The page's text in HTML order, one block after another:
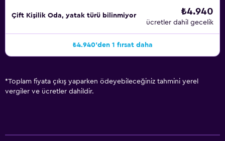
Çift ​Kişilik Oda, yatak türü bilinmiyor ₺4.940
ücretler dahil gecelik
₺4.940'den 1 fırsat daha
*Toplam fiyata çıkış yaparken ödeyebileceğiniz tahmini yerel
vergiler ve ücretler dahildir.